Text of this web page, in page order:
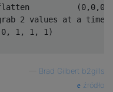
2 values at a
1, 1, 1)
Brad Gilbert b2gills
źródło